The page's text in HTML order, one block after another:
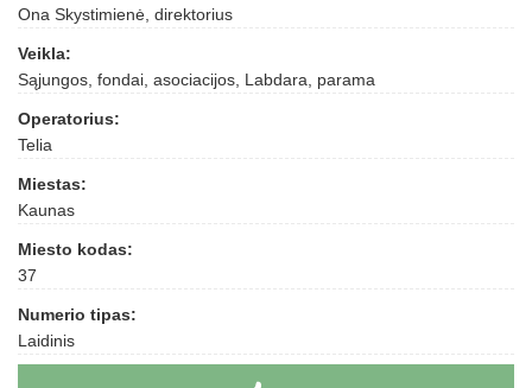
Ona Skystimienė, direktorius
Veikla:
Sąjungos, fondai, asociacijos, Labdara, parama
Operatorius:
Telia
Miestas:
Kaunas
Miesto kodas:
37
Numerio tipas:
Laidinis